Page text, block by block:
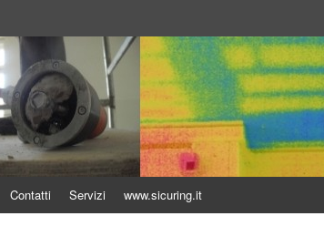
Contatti Servizi www.sicuring.it